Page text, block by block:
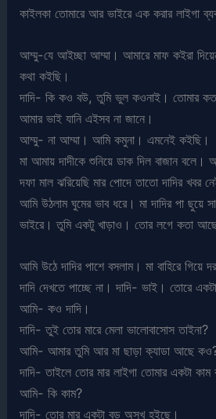
কাইলকা তোমারে আর ভাইরে এক করার লাইগা
আম্মু-যে আইচ্ছা আম্মা। আমারে মাফ কইরা
কথা কইছি।
দাদি- কি কও বউ, তুমি ভুল কওনাই। তোমার
আমার ভাই যানি এইসব না জানে।
আম্মু- না আম্মা। আমি কমুনা। এমনেই কইছি।
মা আমায় দাদীকে শুনিয়ে ডাক দিল বাজান
দফা মাল ঝরিয়েছি মার পোদে তাতো দাদির খবর
আমি উঠলাম ঘুমের ভাব ধরে। মা দাদির পা ছুয়ে
ভাইরে। তুমি একটু খাড়াও। তোর লগে কতা
আমি উঠে দাদির পাশে বসলাম। মা বাহিরে গিয়ে
দাদি দেখতে পাচ্ছে না। দাদি- ভাই। তোরে
আমি- কও দাদি।
দাদি- তুই তোর মারে মেলা ভালোবাসোস তাইনা?
আমি- আমার তুমি আর মা ছাড়া ক্যাডা আছে
দাদি- তাইলে তোর মার লাইগা তোমার একটা
আমি- কি কাম?
দাদি- তোর মার একটা বড় অসুখ হইছে।